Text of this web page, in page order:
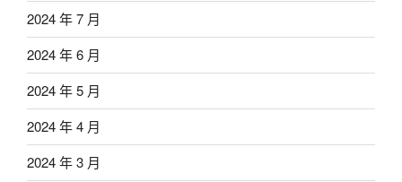
2024 年 7 月
2024 年 6 月
2024 年 5 月
2024 年 4 月
2024 年 3 月